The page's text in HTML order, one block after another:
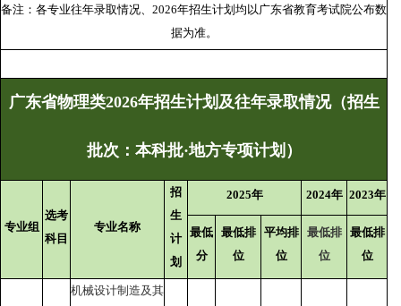
备注：各专业往年录取情况、2026年招生计划均以广东省教育考试院公布数
据为准。
广东省物理类2026年招生计划及往年录取情况（招生
批次：本科批·地方专项计划）
专业组
选考
科目
专业名称
招
生
计
划
2025年 2024年 2023年
最低
分
最低排
位
平均排
位
最低排
位
最低排
位
机械设计制造及其